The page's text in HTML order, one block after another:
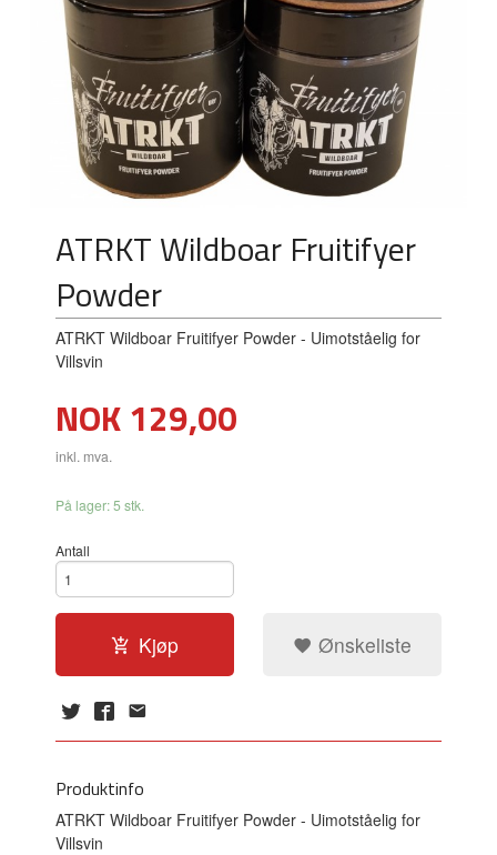
ATRKT Wildboar Fruitifyer
Powder
ATRKT Wildboar Fruitifyer Powder - Uimotståelig for
Villsvin
Pris
NOK129,00
inkl. mva.
På lager: 5 stk.
Antall
Kjøp Ønskeliste
Produktinfo
ATRKT Wildboar Fruitifyer Powder - Uimotståelig for
Villsvin